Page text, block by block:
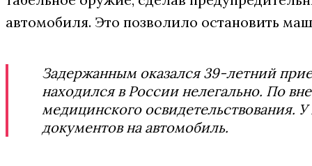
автомобиля. Это позволило остановить
Задержанным оказался 39-летний
находился в России нелегально. По
медицинского освидетельствования.
документов на автомобиль.